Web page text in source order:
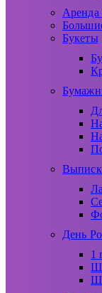
Аренда
Букеты
День
1